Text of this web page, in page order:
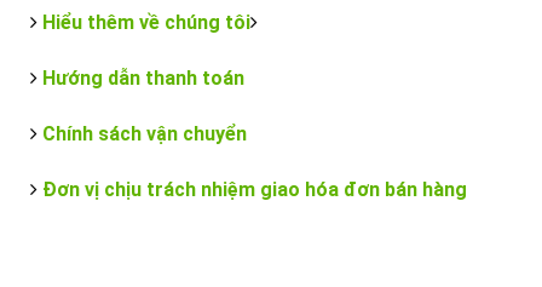
Hiểu thêm về chúng tôi
Hướng dẫn thanh toán
Chính sách vận chuyển
Đơn vị chịu trách nhiệm giao hóa đơn bán hàng